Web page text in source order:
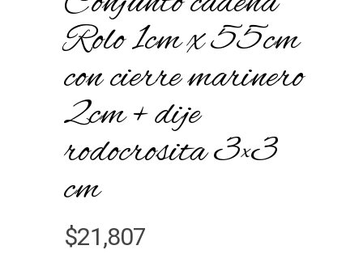
Rolo 1cm x 55cm
con cierre marinero
2cm + dije
rodocrosita 3×3
cm
$21,807